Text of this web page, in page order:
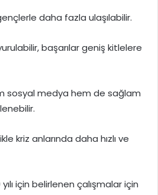
daha fazla ulaşılabilir.
başarılar geniş kitlelere
sosyal medya hem de sağlam
kriz anlarında daha hızlı ve
yılı için belirlenen çalışmalar için